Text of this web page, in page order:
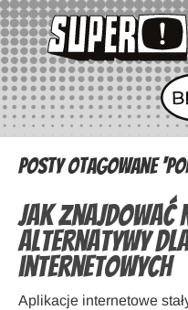
Posty otagowane
Jak znajdować
alternatywy
internetowych
Aplikacje internetowe